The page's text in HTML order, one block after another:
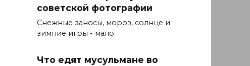
советской фотографии
Снежные заносы, мороз, солнце и
зимние игры - мало
Что едят мусульмане во